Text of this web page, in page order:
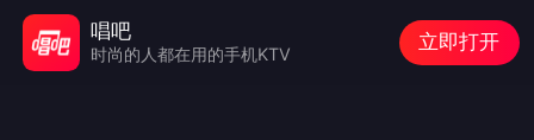
唱吧
时尚的人都在用的手机KTV
立即打开